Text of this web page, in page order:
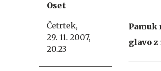
Oset
Četrtek,
29. 11. 2007,
20.23
Pamuk
glavo